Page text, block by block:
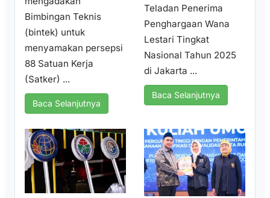
Bimbingan Teknis
(bintek) untuk
menyamakan persepsi
88 Satuan Kerja
(Satker) ...
Baca Selanjutnya
Teladan Penerima
Penghargaan Wana
Lestari Tingkat
Nasional Tahun 2025
di Jakarta ...
Baca Selanjutnya